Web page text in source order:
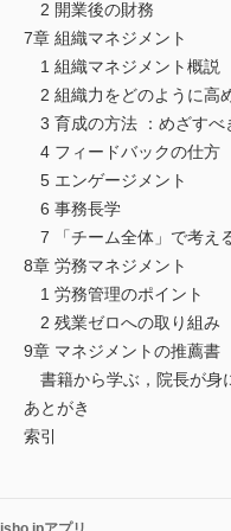
2 開業後の財務
7章 組織マネジメント
1 組織マネジメント概説
2 組織力をどのように高
3 育成の方法 ：めざすべ
4 フィードバックの仕方
5 エンゲージメント
6 事務長学
7 「チーム全体」で考え
8章 労務マネジメント
1 労務管理のポイント
2 残業ゼロへの取り組み
9章 マネジメントの推薦書
書籍から学ぶ，院長が身
あとがき
索引